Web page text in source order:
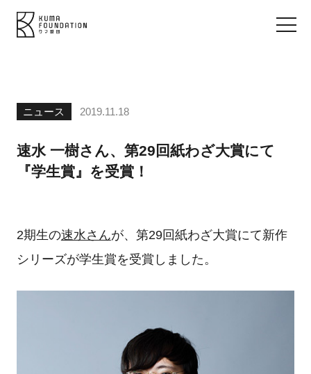
ニュース 2019.11.18
速水 一樹さん、第29回紙わざ大賞にて
『学生賞』を受賞！
2期生の速水さんが、第29回紙わざ大賞にて新作
シリーズが学生賞を受賞しました。